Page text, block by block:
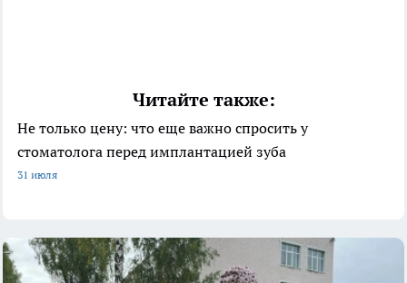
Читайте также:
Не только цену: что еще важно спросить у
стоматолога перед имплантацией зуба
31 июля